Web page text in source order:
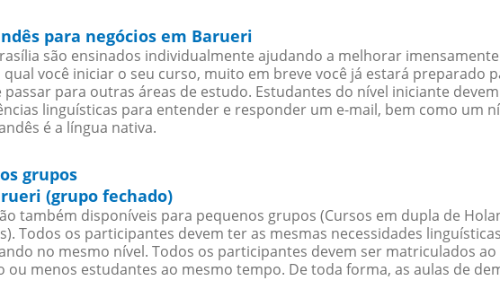
para negócios em Barueri
são ensinados individualmente ajudando a melhorar
você iniciar o seu curso, muito em breve você já estará preparado
passar para outras áreas de estudo. Estudantes do nível iniciante
linguísticas para entender e responder um e-mail, bem como um
é a língua nativa.
grupos
(grupo fechado)
também disponíveis para pequenos grupos (Cursos em dupla de
Todos os participantes devem ter as mesmas necessidades
no mesmo nível. Todos os participantes devem ser matriculados
ou menos estudantes ao mesmo tempo. De toda forma, as aulas de